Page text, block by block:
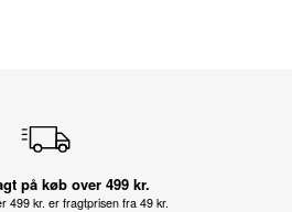
på køb over 499 kr.
499 kr. er fragtprisen fra 49 kr.